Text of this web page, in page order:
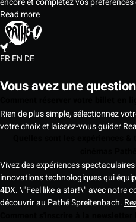
Read more
FREN DE
Vous avez une
Rien de plus simple, sélectionnez
votre choix et laissez-vous guider
Vivez des expériences
innovations technologiques qui
4DX. \"Feel like a star!\" avec notre
découvrir au Pathé Spreitenbach.